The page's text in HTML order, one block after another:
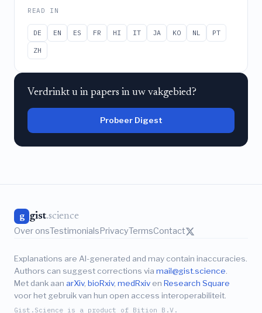
READ IN
DE EN ES FR HI IT JA KO NL
PT
ZH
Verdrinkt u in papers in uw vakgebied?
Probeer Digest
g gist.science
Over onsTestimonialsPrivacyTermsContact
Explanations are AI-generated and may contain inaccuracies.
Authors can suggest corrections via mail@gist.science
Met dank aan arXiv, bioRxiv, medRxiv en Research Square
voor het gebruik van hun open access interoperabiliteit.
Gist.Science is a product of Bition B.V.